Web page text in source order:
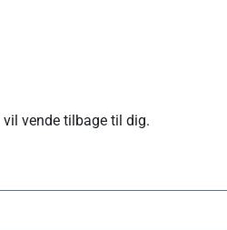
vende tilbage til dig.